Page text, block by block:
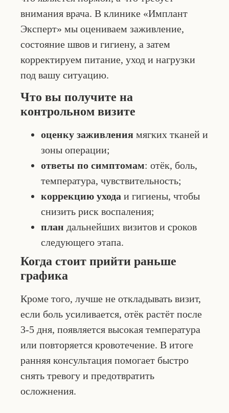
внимания врача. В клинике «Имплант
Эксперт» мы оцениваем заживление,
состояние швов и гигиену, а затем
корректируем питание, уход и нагрузки
под вашу ситуацию.
Что вы получите на
контрольном визите
оценку заживления мягких тканей и
зоны операции;
ответы по симптомам: отёк, боль,
температура, чувствительность;
коррекцию ухода и гигиены, чтобы
снизить риск воспаления;
план дальнейших визитов и сроков
следующего этапа.
Когда стоит прийти раньше
графика
Кроме того, лучше не откладывать визит,
если боль усиливается, отёк растёт после
3-5 дня, появляется высокая температура
или повторяется кровотечение. В итоге
ранняя консультация помогает быстро
снять тревогу и предотвратить
осложнения.